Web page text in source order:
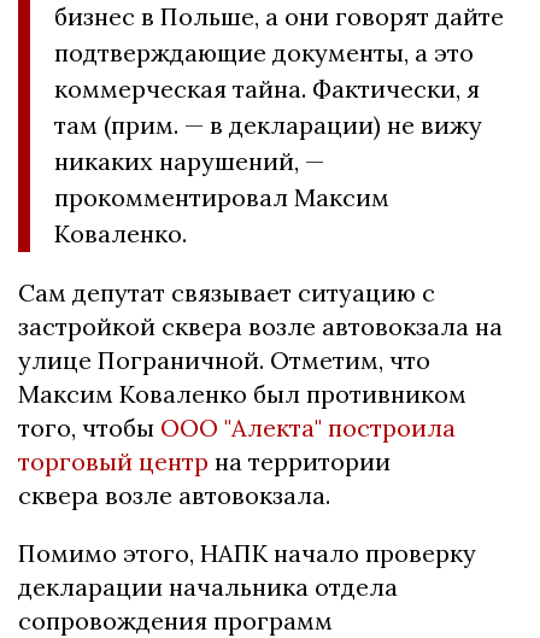
бизнес в Польше, а они говорят дайте
подтверждающие документы, а это
коммерческая тайна. Фактически, я
там (прим. — в декларации) не вижу
никаких нарушений, —
прокомментировал Максим
Коваленко.
Сам депутат связывает ситуацию с
застройкой сквера возле автовокзала на
улице Пограничной. Отметим, что
Максим Коваленко был противником
того, чтобы ООО "Алекта" построила
торговый центр на территории
сквера возле автовокзала.
Помимо этого, НАПК начало проверку
декларации начальника отдела
сопровождения программ